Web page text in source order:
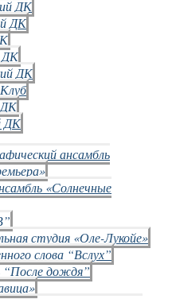
ДК
ДК
ДК
ДК
ДК
ДК
ансамбль
«Солнечные
студия «Оле-Лукойе»
слова “Вслух”
“После дождя”